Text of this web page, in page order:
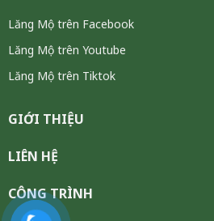
Lăng Mộ trên Facebook
Lăng Mộ trên Youtube
Lăng Mộ trên Tiktok
GIỚI THIỆU
LIÊN HỆ
CÔNG TRÌNH